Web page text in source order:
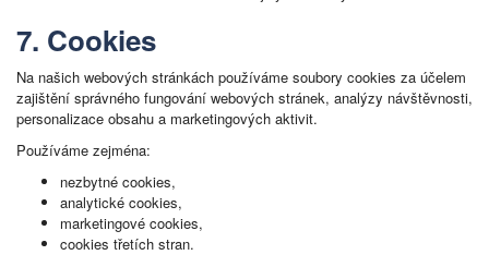
7. Cookies
Na našich webových stránkách používáme soubory cookies za účelem
zajištění správného fungování webových stránek, analýzy návštěvnosti,
personalizace obsahu a marketingových aktivit.
Používáme zejména:
nezbytné cookies,
analytické cookies,
marketingové cookies,
cookies třetích stran.